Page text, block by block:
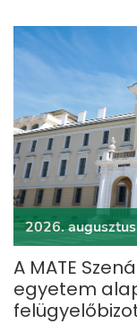
2026.
A MATE
egyetem